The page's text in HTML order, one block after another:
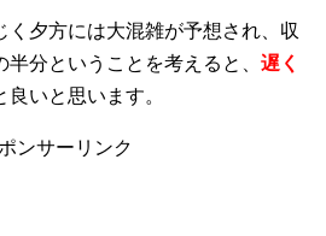
く夕方には大混雑が予想され、収
分ということを考えると、 遅く
良いと思います。
ンサーリンク